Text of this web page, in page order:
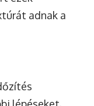
adnak a